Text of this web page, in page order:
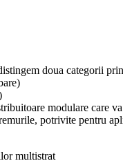
doua categorii
modulare care
potrivite pentru
multistrat